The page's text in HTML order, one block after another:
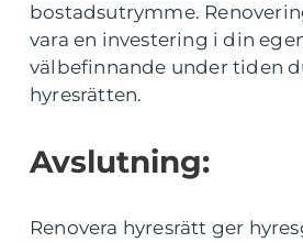
bostadsutrymme.
vara en investering i din
välbefinnande under tiden
hyresrätten.
Avslutning:
Renovera hyresrätt ger